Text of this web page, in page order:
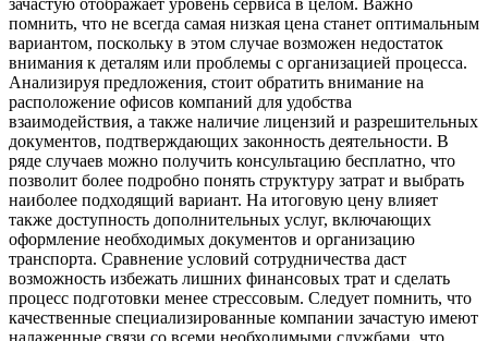
зачастую отображает уровень сервиса в целом. Важно
помнить, что не всегда самая низкая цена станет оптимальным
вариантом, поскольку в этом случае возможен недостаток
внимания к деталям или проблемы с организацией процесса.
Анализируя предложения, стоит обратить внимание на
расположение офисов компаний для удобства
взаимодействия, а также наличие лицензий и разрешительных
документов, подтверждающих законность деятельности. В
ряде случаев можно получить консультацию бесплатно, что
позволит более подробно понять структуру затрат и выбрать
наиболее подходящий вариант. На итоговую цену влияет
также доступность дополнительных услуг, включающих
оформление необходимых документов и организацию
транспорта. Сравнение условий сотрудничества даст
возможность избежать лишних финансовых трат и сделать
процесс подготовки менее стрессовым. Следует помнить, что
качественные специализированные компании зачастую имеют